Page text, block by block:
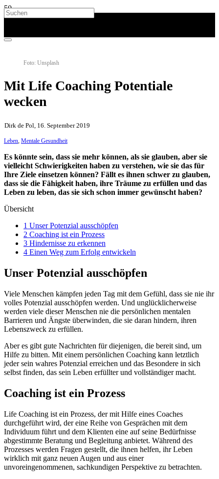
Foto: Unsplash
Mit Life Coaching Potentiale
wecken
Dirk de Pol, 16. September 2019
Leben, Mentale Gesundheit
Es könnte sein, dass sie mehr können, als sie glauben, aber sie
vielleicht Schwierigkeiten haben zu verstehen, wie sie das für
Ihre Ziele einsetzen können? Fällt es ihnen schwer zu glauben,
dass sie die Fähigkeit haben, ihre Träume zu erfüllen und das
Leben zu leben, das sie sich schon immer gewünscht haben?
Übersicht
1 Unser Potenzial ausschöpfen
2 Coaching ist ein Prozess
3 Hindernisse zu erkennen
4 Einen Weg zum Erfolg entwickeln
Unser Potenzial ausschöpfen
Viele Menschen kämpfen jeden Tag mit dem Gefühl, dass sie nie ihr
volles Potenzial ausschöpfen werden. Und unglücklicherweise
werden viele dieser Menschen nie die persönlichen mentalen
Barrieren und Ängste überwinden, die sie daran hindern, ihren
Lebenszweck zu erfüllen.
Aber es gibt gute Nachrichten für diejenigen, die bereit sind, um
Hilfe zu bitten. Mit einem persönlichen Coaching kann letztlich
jeder sein wahres Potenzial erreichen und das Besondere in sich
selbst finden, das sein Leben erfüllter und vollständiger macht.
Coaching ist ein Prozess
Life Coaching ist ein Prozess, der mit Hilfe eines Coaches
durchgeführt wird, der eine Reihe von Gesprächen mit dem
Individuum führt und dem Klienten eine auf seine Bedürfnisse
abgestimmte Beratung und Begleitung anbietet. Während des
Prozesses werden Fragen gestellt, die ihnen helfen, ihr Leben
wirklich mit ganz neuen Augen und aus einer
unvoreingenommenen, sachkundigen Perspektive zu betrachten.